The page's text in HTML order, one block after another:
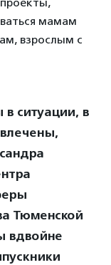
мамам
взрослым с
в ситуации, в
Тюменской
вдвойне